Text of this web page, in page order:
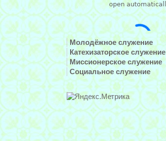
Молодёжное служение
Катехизаторское служение
Миссионерское служение
Социальное служение